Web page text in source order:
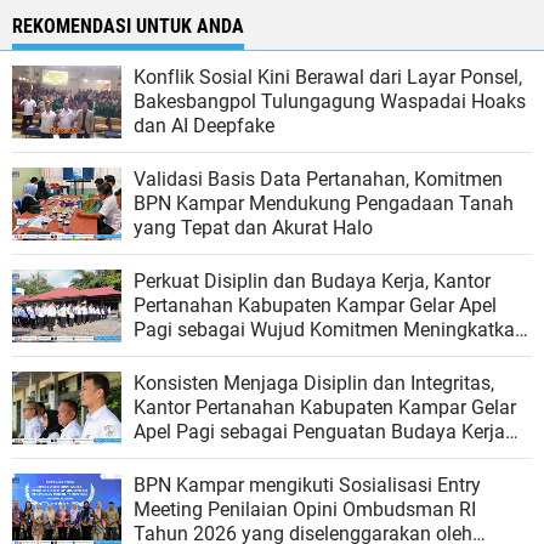
REKOMENDASI UNTUK ANDA
Konflik Sosial Kini Berawal dari Layar Ponsel,
Bakesbangpol Tulungagung Waspadai Hoaks
dan AI Deepfake
Validasi Basis Data Pertanahan, Komitmen
BPN Kampar Mendukung Pengadaan Tanah
yang Tepat dan Akurat Halo
Perkuat Disiplin dan Budaya Kerja, Kantor
Pertanahan Kabupaten Kampar Gelar Apel
Pagi sebagai Wujud Komitmen Meningkatkan
Kualitas Pelayanan
Konsisten Menjaga Disiplin dan Integritas,
Kantor Pertanahan Kabupaten Kampar Gelar
Apel Pagi sebagai Penguatan Budaya Kerja
Organisasi
BPN Kampar mengikuti Sosialisasi Entry
Meeting Penilaian Opini Ombudsman RI
Tahun 2026 yang diselenggarakan oleh